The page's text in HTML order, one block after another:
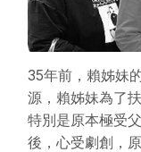
35年前，賴姊妹
源，賴姊妹為了
特別是原本極受
後，心受劇創，